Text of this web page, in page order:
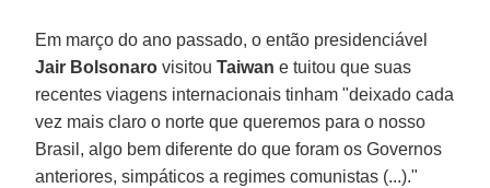
Em março do ano passado, o então presidenciável
Jair Bolsonaro visitouTaiwan e tuitou que suas
recentes viagens internacionais tinham "deixado cada
vez mais claro o norte que queremos para o nosso
Brasil, algo bem diferente do que foram os Governos
anteriores, simpáticos a regimes comunistas (...)."